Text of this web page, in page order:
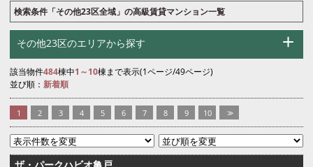
検索条件「その他23区全域」の高級賃貸マンション一覧
その他23区のエリアから探す
該当物件484棟中1～10棟まで表示(1ページ/49ページ)
並び順： 新着順
1 2 3 4 5 6 7 8 9 10 >>